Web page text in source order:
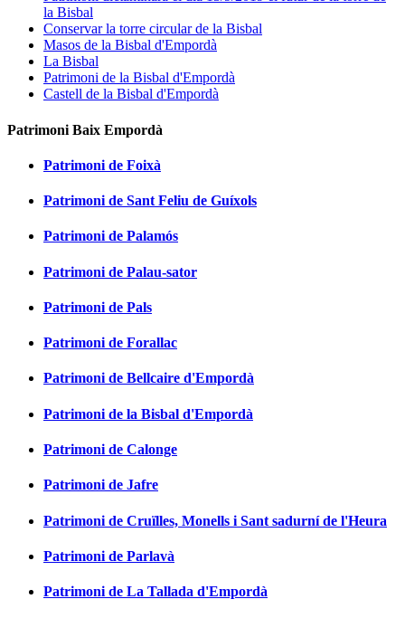
la Bisbal
Conservar la torre circular de la Bisbal
Masos de la Bisbal d'Empordà
La Bisbal
Patrimoni de la Bisbal d'Empordà
Castell de la Bisbal d'Empordà
Patrimoni Baix Empordà
Patrimoni de Foixà
Patrimoni de Sant Feliu de Guíxols
Patrimoni de Palamós
Patrimoni de Palau-sator
Patrimoni de Pals
Patrimoni de Forallac
Patrimoni de Bellcaire d'Empordà
Patrimoni de la Bisbal d'Empordà
Patrimoni de Calonge
Patrimoni de Jafre
Patrimoni de Cruïlles, Monells i Sant sadurní de l'Heura
Patrimoni de Parlavà
Patrimoni de La Tallada d'Empordà